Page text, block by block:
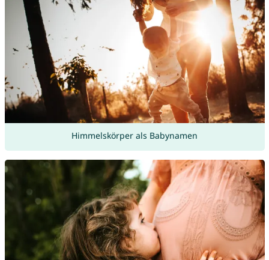
Himmelskörper als Babynamen